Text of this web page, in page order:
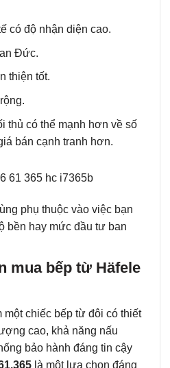
có độ nhận diện cao.
Đức.
thiện tốt.
thủ có thể mạnh hơn về số
bán cạnh tranh hơn.
phụ thuộc vào việc bạn
bền hay mức đầu tư ban
mua bếp từ Häfele
một chiếc bếp từ đôi có thiết
cao, khả năng nấu
bảo hành đáng tin cậy
là một lựa chọn đáng